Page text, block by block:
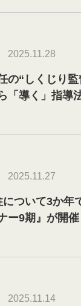
2025.11.28
の“しくじり
「導く」指導
2025.11.27
ついて3か年
ー9期』が開催
2025.11.14